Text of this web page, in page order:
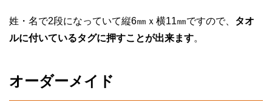
姓・名で2段になっていて縦6㎜ｘ横11㎜ですので、 タオ
ルに付いているタグに押すことが出来ます。
オーダーメイド